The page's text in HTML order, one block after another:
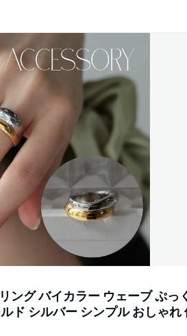
ング バイカラー ウェーブ ぷっ
ド シルバー シンプル おしゃれ